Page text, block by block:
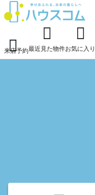
来店予約最近見た物件お気に入り